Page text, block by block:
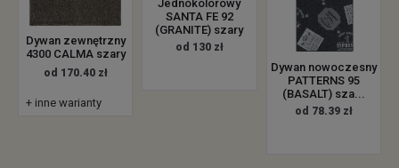
Dywan zewnętrzny
4300 CALMA szary
od 170.40 zł
+ inne warianty
Jednokolorowy
SANTA FE 92
(GRANITE) szary
od 130 zł
Dywan nowoczesny
PATTERNS 95
(BASALT) sza...
od 78.39 zł